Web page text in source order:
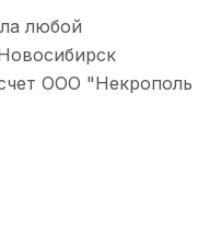
любой
ООО "Некрополь